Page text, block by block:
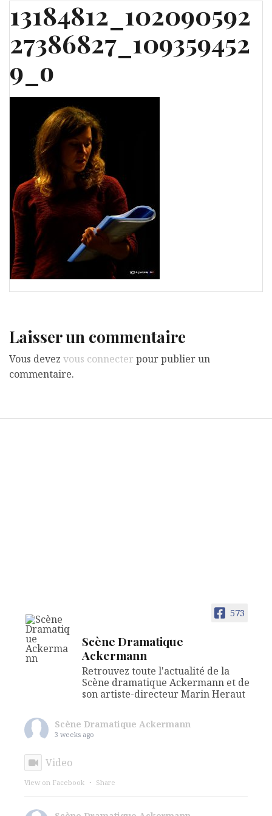
13184812_102090592
27386827_109359452
9_o
Laisser un commentaire
Vous devez vous connecter pour publier un
commentaire.
573
Scène Dramatique
Ackermann
Retrouvez toute l'actualité de la
Scène dramatique Ackermann et de
son artiste-directeur Marin Heraut
Scène Dramatique Ackermann
3 weeks ago
Video
View on Facebook · Share